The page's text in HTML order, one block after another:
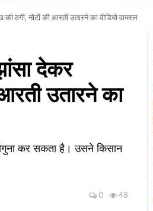
नोटों की आरती उतारने का वीडियो वायरल
देकर
उतारने का
कर सकता है। उसने किसान
0 48